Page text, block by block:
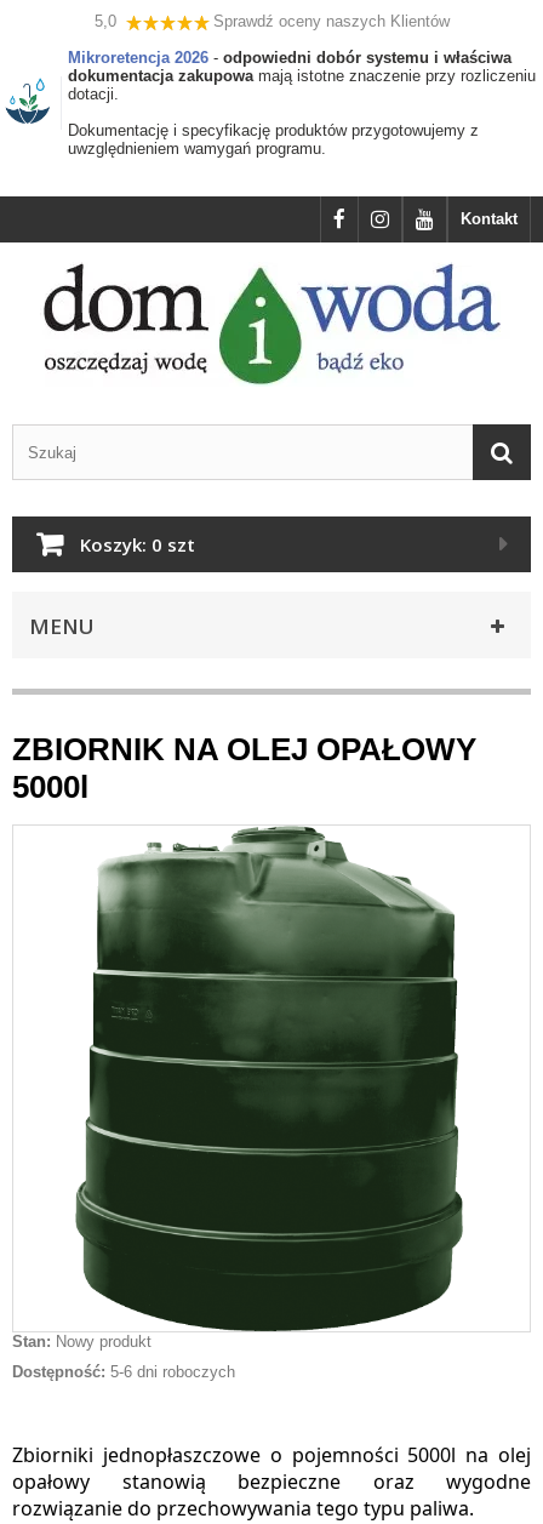
5,0
Sprawdź oceny naszych Klientów
Mikroretencja 2026 - odpowiedni dobór systemu i właściwa
dokumentacja zakupowamają istotne znaczenie przy rozliczeniu
dotacji.
Dokumentację i specyfikację produktów przygotowujemy z
uwzględnieniem wamygań programu.
Kontakt
Koszyk: 0 szt
MENU
ZBIORNIK NA OLEJ OPAŁOWY
5000l
Stan: Nowy produkt
Dostępność: 5-6 dni roboczych
Zbiorniki jednopłaszczowe o pojemności 5000l na olej
opałowy stanowią bezpieczne oraz wygodne
rozwiązanie do przechowywania tego typu paliwa.